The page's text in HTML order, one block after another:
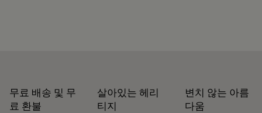
무료 배송 및 무
료 환불
살아있는 헤리
티지
변치 않는 아름
다움